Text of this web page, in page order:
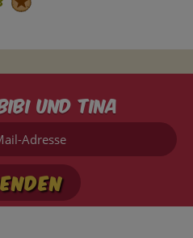
und Tina